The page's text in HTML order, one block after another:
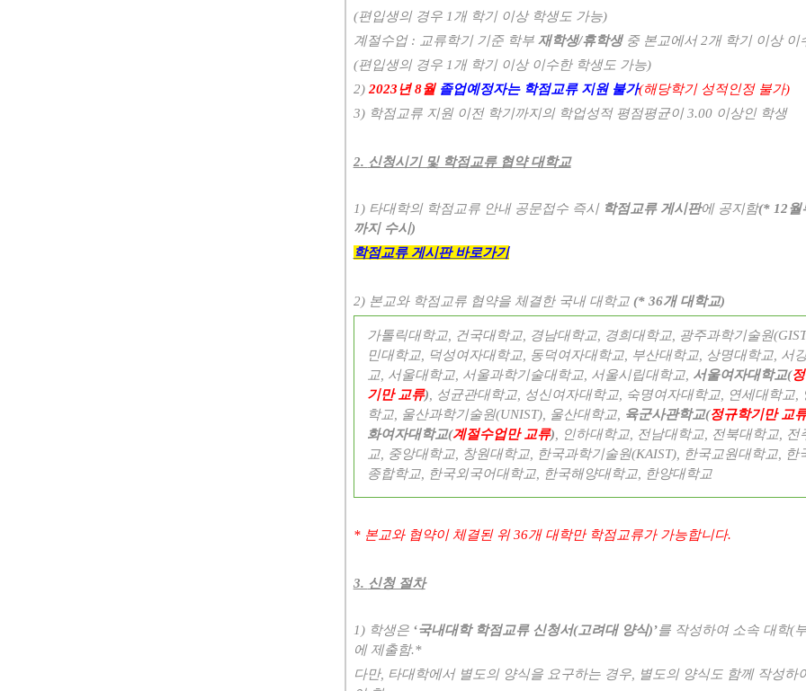
(편입생의 경우 1개 학기 이상 학생도 가능)
계절수업 : 교류학기 기준 학부 재학생/휴학생 중 본교에서2개 학기 이상 이
(편입생의 경우 1개 학기 이상 이수한 학생도 가능)
2) 2023년 8월 졸업예정자는 학점교류 지원 불가(해당학기 성적인정 불가)
3) 학점교류 지원 이전 학기까지의 학업성적 평점평균이3.00 이상인 학생
2. 신청시기 및 학점교류 협약 대학교
1) 타대학의 학점교류 안내 공문접수 즉시 학점교류 게시판에 공지함(* 12월
까지 수시)
학점교류 게시판 바로가기
2) 본교와 학점교류 협약을 체결한 국내 대학교 (* 36개 대학교)
가톨릭대학교 건국대학교 경남대학교 경희대학교 광주과학기술원
민대학교
덕성여자대학교 동덕여자대학교 부산대학교 상명대학교 서
교 서울대학교 서울과학기술대학교 서울시립대학교 서울여자대학교(
기만 교류) 성균관대학교 성신여자대학교 숙명여자대학교 연세대학교
학교
울산과학기술원(UNIST), 울산대학교 육군사관학교(정규학기만 교
화여자대학교(계절수업만 교류) 인하대학교 전남대학교 전북대학교
전
교
중앙대학교 창원대학교 한국과학기술원(KAIST), 한국교원대학교
한
종합학교
한국외국어대학교 한국해양대학교 한양대학교
* 본교와 협약이 체결된 위36개 대학만 학점교류가 가능합니다.
3. 신청 절차
1) 학생은 ‘국내대학 학점교류 신청서(고려대 양식)’를 작성하여 소속 대학(
에 제출함.*
다만, 타대학에서 별도의 양식을 요구하는 경우,
별도의 양식도 함께 작성하